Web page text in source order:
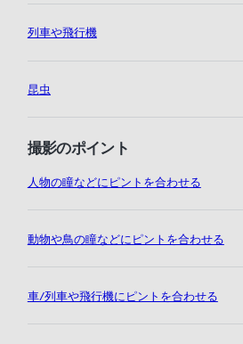
列車や飛行機
昆虫
撮影のポイント
人物の瞳などにピントを合わせる
動物や鳥の瞳などにピントを合わせる
車/列車や飛行機にピントを合わせる